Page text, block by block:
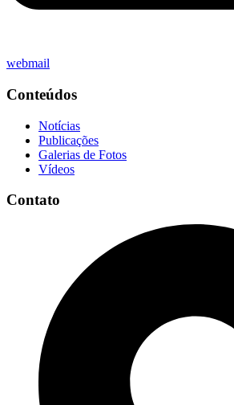
webmail
Conteúdos
Notícias
Publicações
Galerias de Fotos
Vídeos
Contato